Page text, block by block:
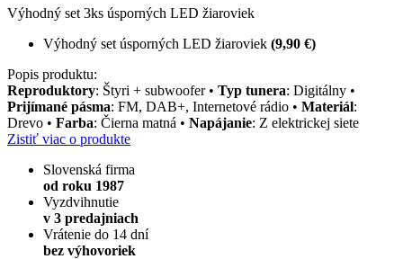
Výhodný set 3ks úsporných LED žiaroviek
Výhodný set úsporných LED žiaroviek (9,90 €)
Popis produktu:
Reproduktory: Štyri + subwoofer • Typ tunera: Digitálny •
Prijímané pásma: FM, DAB+, Internetové rádio • Materiál:
Drevo • Farba: Čierna matná • Napájanie: Z elektrickej siete
Zistiť viac o produkte
Slovenská firma
od roku 1987
Vyzdvihnutie
v 3 predajniach
Vrátenie do 14 dní
bez výhovoriek